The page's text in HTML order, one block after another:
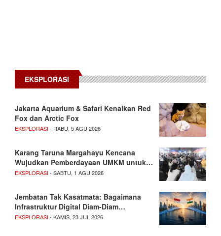
EKSPLORASI
Jakarta Aquarium & Safari Kenalkan Red
Fox dan Arctic Fox
EKSPLORASI- RABU, 5 AGU 2026
Karang Taruna Margahayu Kencana
Wujudkan Pemberdayaan UMKM untuk…
EKSPLORASI- SABTU, 1 AGU 2026
Jembatan Tak Kasatmata: Bagaimana
Infrastruktur Digital Diam-Diam…
EKSPLORASI- KAMIS, 23 JUL 2026